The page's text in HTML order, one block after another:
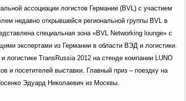
ассоциации логистов Германии (BVL) с участием
недавно открывшейся региональной группы BVL в
специальная зона «BVL Networking lounge» с
экспертами из Германии в области ВЭД и логистики.
логистике TransRussia 2012 на стенде компании LUNO
и посетителей выставки. Главный приз – поездку на
Эдуард Николаевич из Москвы.